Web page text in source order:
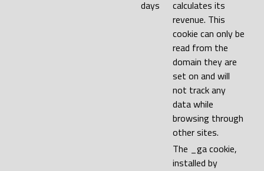
days
calculates its
revenue. This
cookie can only be
read from the
domain they are
set on and will
not track any
data while
browsing through
other sites.
The _ga cookie,
installed by